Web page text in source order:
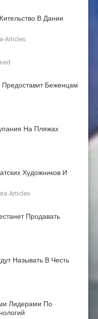
В Дании
Articles
Предоставит Беженцам
На Пляжах
Художников И
Articles
Продавать
Называть В Честь
Лидерами По